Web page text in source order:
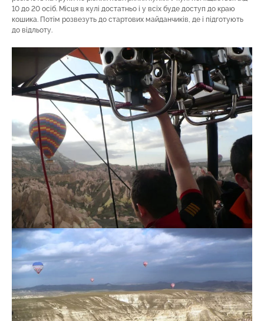
10 до 20 осіб. Місця в кулі достатньо і у всіх буде доступ до краю
кошика. Потім розвезуть до стартових майданчиків, де і підготують
до відльоту.